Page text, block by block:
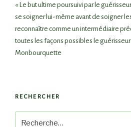
« Le but ultime poursuivi par le
se soigner lui-même avant de soigner
reconnaître comme un intermédiaire
toutes les façons possibles le guérisseur
Monbourquette
RECHERCHER